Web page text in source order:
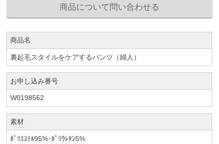
商品名
裏起毛スタイルをケアするパンツ（婦人）
お申し込み番号
W0198562
素材
ﾎﾟﾘｴｽﾃﾙ95%･ﾎﾟﾘｳﾚﾀﾝ5%